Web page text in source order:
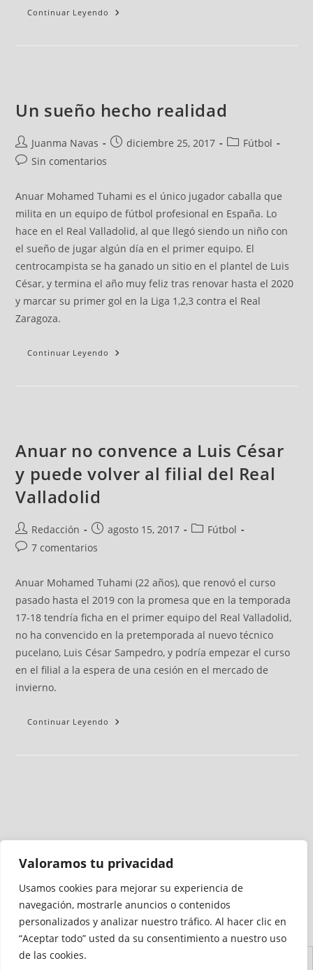
Valoramos tu privacidad
Usamos cookies para mejorar su experiencia de
navegación, mostrarle anuncios o contenidos
personalizados y analizar nuestro tráfico. Al hacer clic en
“Aceptar todo” usted da su consentimiento a nuestro uso
de las cookies.
Continuar Leyendo
Un sueño hecho realidad
Juanma Navas diciembre 25, 2017
Fútbol
Sin comentarios
Anuar Mohamed Tuhami es el único jugador caballa que
milita en un equipo de fútbol profesional en España. Lo
hace en el Real Valladolid, al que llegó siendo un niño con
el sueño de jugar algún día en el primer equipo. El
centrocampista se ha ganado un sitio en el plantel de Luis
César, y termina el año muy feliz tras renovar hasta el 2020
y marcar su primer gol en la Liga 1,2,3 contra el Real
Zaragoza.
Continuar Leyendo
Anuar no convence a Luis César
y puede volver al filial del Real
Valladolid
Redacción agosto 15, 2017
Fútbol
7 comentarios
Anuar Mohamed Tuhami (22 años), que renovó el curso
pasado hasta el 2019 con la promesa que en la temporada
17-18 tendría ficha en el primer equipo del Real Valladolid,
no ha convencido en la pretemporada al nuevo técnico
pucelano, Luis César Sampedro, y podría empezar el curso
en el filial a la espera de una cesión en el mercado de
invierno.
Continuar Leyendo
Medio auditado por